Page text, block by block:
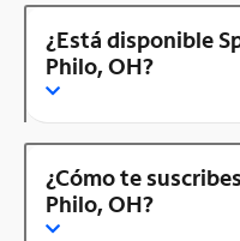
¿Está disponible
Philo, OH?
¿Cómo te
Philo, OH?